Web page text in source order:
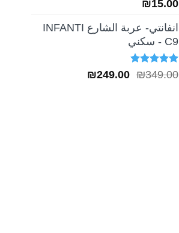
₪15.00
انفانتي- عربة الشارع INFANTI
C9 - سكني
تم التقييم
5.00 من 5
₪349.00
السعر ₪249.00
السعر